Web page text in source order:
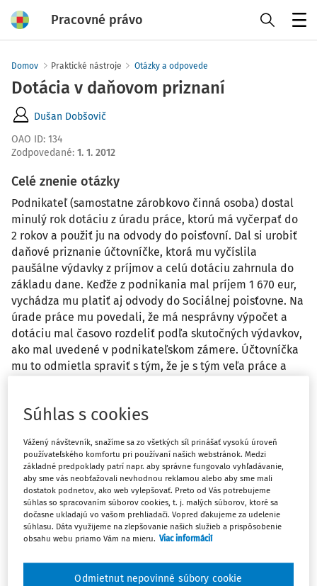
Pracovné právo
Domov Praktické nástroje Otázky a odpovede
Dotácia v daňovom priznaní
Dušan Dobšovič
OAO ID: 134
Zodpovedané: 1. 1. 2012
Celé znenie otázky
Podnikateľ (samostatne zárobkovo činná osoba) dostal
minulý rok dotáciu z úradu práce, ktorú má vyčerpať do
2 rokov a použiť ju na odvody do poisťovní. Dal si urobiť
daňové priznanie účtovníčke, ktorá mu vyčíslila
paušálne výdavky z príjmov a celú dotáciu zahrnula do
základu dane. Keďže z podnikania mal príjem 1 670 eur,
vychádza mu platiť aj odvody do Sociálnej poisťovne. Na
úrade práce mu povedali, že má nesprávny výpočet a
dotáciu mal časovo rozdeliť podľa skutočných výdavkov,
ako mal uvedené v podnikateľskom zámere. Účtovníčka
mu to odmietla spraviť s tým, že je s tým veľa práce a
daňové priznanie s tým, že účtovníctvo prerobí na
do príjmu a zvyšnú uvedie vo výkaze o majetku
a záväzkoch?
Odpoveď
Súhlas s cookies
Vážený návštevník, snažíme sa zo všetkých síl prinášať vysokú úroveň
používateľského komfortu pri používaní našich webstránok. Medzi
základné predpoklady patrí napr. aby správne fungovalo vyhľadávanie,
aby sme vás neobťažovali nevhodnou reklamou alebo aby sme mali
dostatok podnetov, ako web vylepšovať. Preto od Vás potrebujeme
súhlas so spracovaním súborov cookies, t. j. malých súborov, ktoré sa
dočasne ukladajú vo vašom prehliadači. Vopred ďakujeme za udelenie
súhlasu. Dáta využijeme na zlepšovanie našich služieb a prispôsobenie
obsahu webu priamo Vám na mieru. Viac informácií
Odmietnut nepovinné súbory cookie